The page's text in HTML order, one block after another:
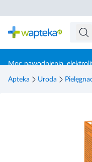
Moc nawodnienia,
Apteka Uroda